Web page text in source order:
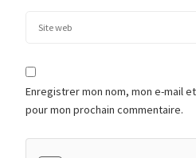
Enregistrer mon nom, mon e-mail
pour mon prochain commentaire.